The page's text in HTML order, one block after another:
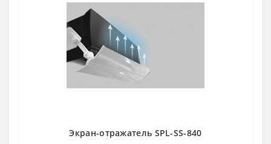
Экран-отражатель SPL-SS-840